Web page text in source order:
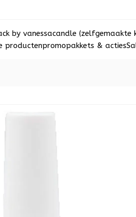
by vanessacandle (zelfgemaakte
productenpromopakkets & acties